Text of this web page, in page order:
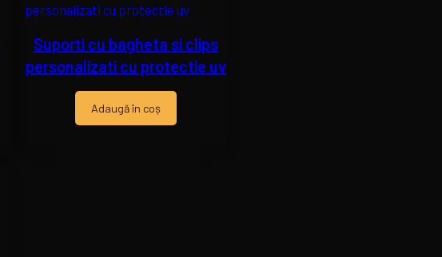
Suporti cu bagheta si clips
personalizati cu protectie uv
Adaugă în coș